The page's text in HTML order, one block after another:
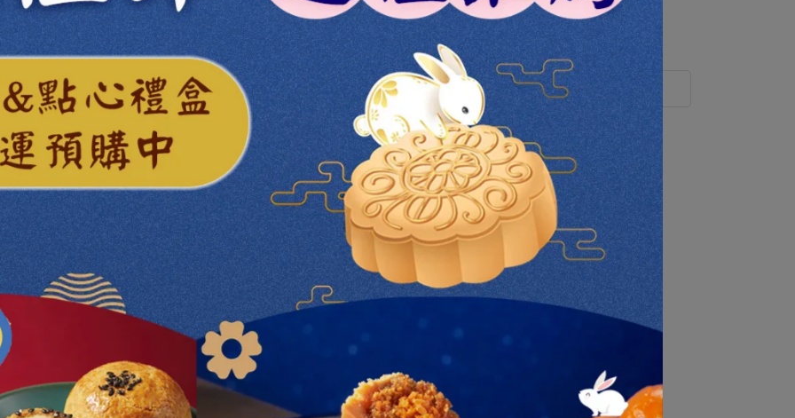
加入最愛 此商品 「 最高 」可以折抵紅利0點 (約等於 NT$0)
商品介紹